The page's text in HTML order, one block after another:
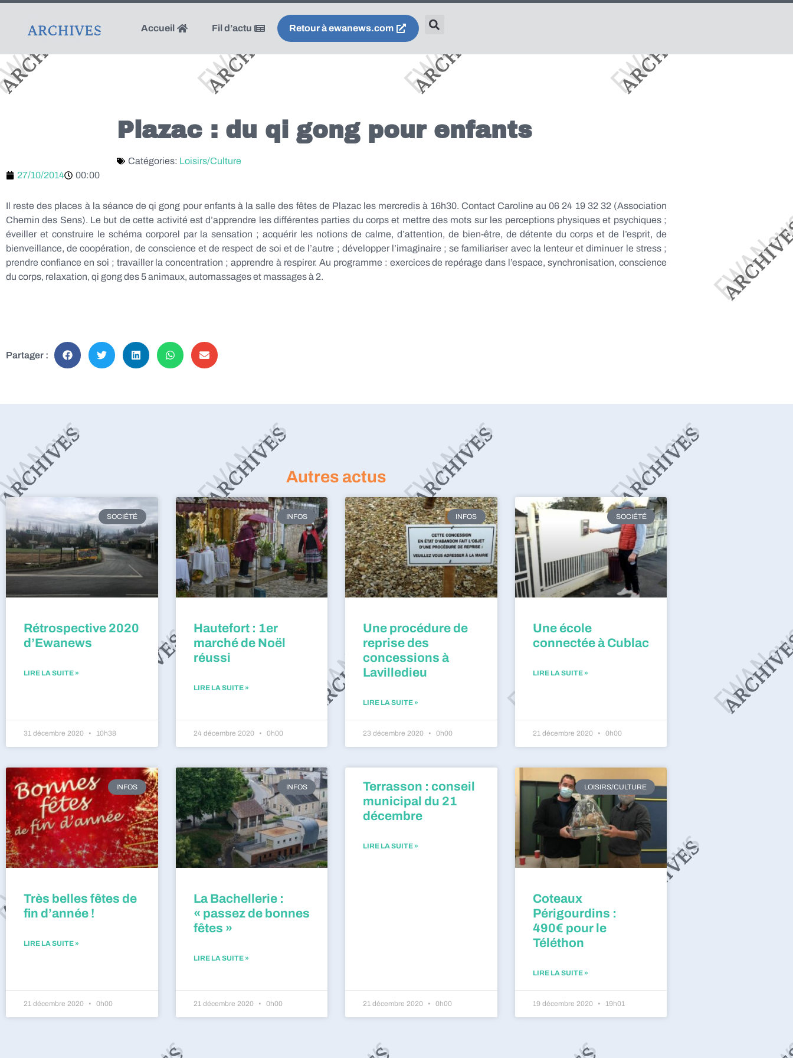
Accueil Fil d’actu Retour à ewanews.com
Plazac : du qi gong pour enfants
Catégories: Loisirs/Culture
27/10/2014
00:00
Il reste des places à la séance de qi gong pour enfants à la salle des fêtes de Plazac les mercredis à 16h30. Contact Caroline au 06 24 19 32 32 (Association
Chemin des Sens). Le but de cette activité est d’apprendre les différentes parties du corps et mettre des mots sur les perceptions physiques et psychiques ;
éveiller et construire le schéma corporel par la sensation ; acquérir les notions de calme, d’attention, de bien-être, de détente du corps et de l’esprit, de
bienveillance, de coopération, de conscience et de respect de soi et de l’autre ; développer l’imaginaire ; se familiariser avec la lenteur et diminuer le stress ;
prendre confiance en soi ; travailler la concentration ; apprendre à respirer. Au programme : exercices de repérage dans l’espace, synchronisation, conscience
du corps, relaxation, qi gong des 5 animaux, automassages et massages à 2.
Partager :
Autres actus
SOCIÉTÉ
Rétrospective 2020
d’Ewanews
LIRE LA SUITE »
31 décembre 2020 10h38
INFOS
Hautefort : 1er
marché de Noël
réussi
LIRE LA SUITE »
24 décembre 2020 0h00
INFOS
Une procédure de
reprise des
concessions à
Lavilledieu
LIRE LA SUITE »
23 décembre 2020 0h00
SOCIÉTÉ
Une école
connectée à Cublac
LIRE LA SUITE »
21 décembre 2020 0h00
INFOS
Très belles fêtes de
fin d’année !
LIRE LA SUITE »
21 décembre 2020 0h00
INFOS
La Bachellerie :
« passez de bonnes
fêtes »
LIRE LA SUITE »
21 décembre 2020 0h00
Terrasson : conseil
municipal du 21
décembre
LIRE LA SUITE »
21 décembre 2020 0h00
LOISIRS/CULTURE
Coteaux
Périgourdins :
490€ pour le
Téléthon
LIRE LA SUITE »
19 décembre 2020 19h01